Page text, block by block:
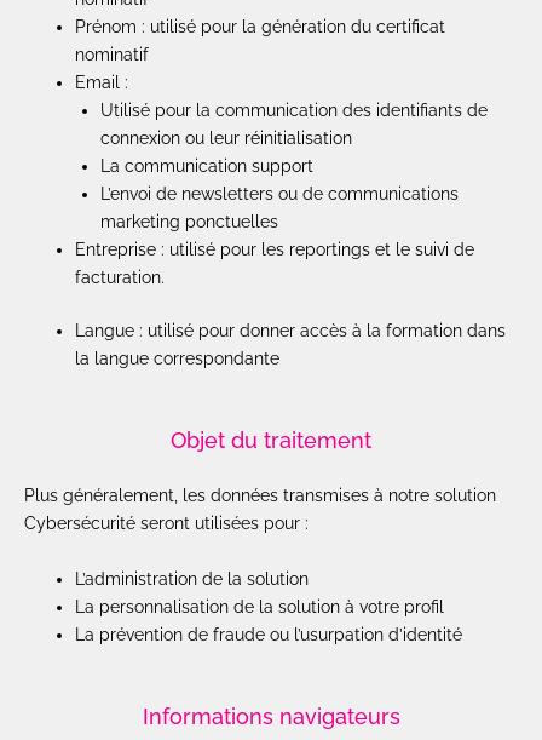
Prénom : utilisé pour la génération du certificat
nominatif
Email :
Utilisé pour la communication des identifiants de
connexion ou leur réinitialisation
La communication support
L’envoi de newsletters ou de communications
marketing ponctuelles
Entreprise : utilisé pour les reportings et le suivi de
facturation.
Langue : utilisé pour donner accès à la formation dans
la langue correspondante
Objet du traitement
Plus généralement, les données transmises à notre solution
Cybersécurité seront utilisées pour :
L’administration de la solution
La personnalisation de la solution à votre profil
La prévention de fraude ou l’usurpation d’identité
Informations navigateurs